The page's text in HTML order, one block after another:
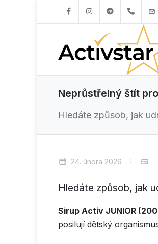
Neprůstřelný štít
Hledáte způsob, jak
24. února 2026
Hledáte způsob, jak
Sirup Activ JUNIOR
posilují dětský